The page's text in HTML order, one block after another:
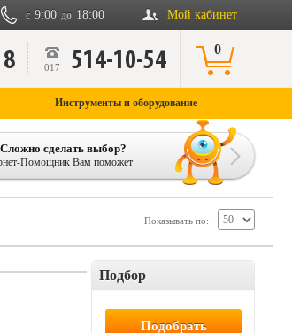
Мой кабинет
с 9:00 до 18:00
017 514-10-54 0
Инструменты и оборудование
сделать выбор?
Помощник Вам поможет
Показывать по:
Подбор